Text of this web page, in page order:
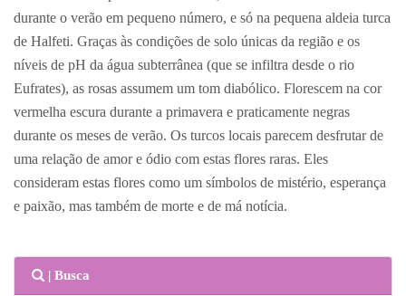
durante o verão em pequeno número, e só na pequena aldeia turca
de Halfeti. Graças às condições de solo únicas da região e os
níveis de pH da água subterrânea (que se infiltra desde o rio
Eufrates), as rosas assumem um tom diabólico. Florescem na cor
vermelha escura durante a primavera e praticamente negras
durante os meses de verão. Os turcos locais parecem desfrutar de
uma relação de amor e ódio com estas flores raras. Eles
consideram estas flores como um símbolos de mistério, esperança
e paixão, mas também de morte e de má notícia.
| Busca